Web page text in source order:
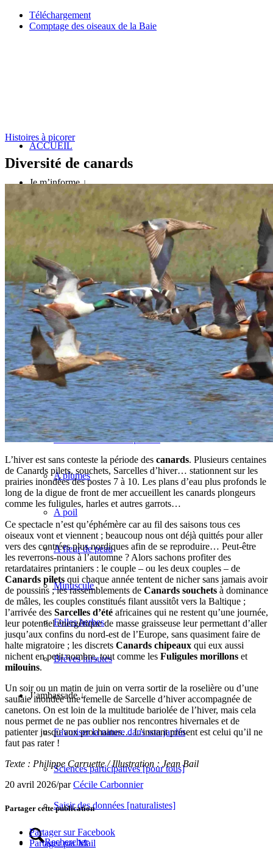
Téléchargement
Comptage des oiseaux de la Baie
ACCUEIL
Je m’informe ↓
Un espace préservé
A quelle saison venir ?
Sites et spots ornitho +
La TV du Marquenterre
Le Site Internet (sortir)
Je curiotise ↓
Faune et flore remarquables
A plumes
A poil
A fleur de peau
Minuscule
Folles herbes
Brèves hirsutes
J’ambassade ↓
Favoriser la nature dans son jardin
Sciences participatives [pour tous]
Saisir des données [naturalistes]
Rechercher
Histoires à picorer
Diversité de canards
L’hiver est sans conteste la période des canards. Plusieurs centaines
de Canards pilets, souchets, Sarcelles d’hiver… stationnent sur les
prairies inondées des postes 7 à 10. Les plans d’eau plus profonds le
long de la digue de front de mer accueillent les canards plongeurs
comme les fuligules, harles et autres garrots…
Ce spectacle n’est qu’éphémère car au fil des saisons tous ces
oiseaux vont et viennent ; beaucoup nous ont déjà quittés pour aller
vers des contrées plus nordiques afin de se reproduire… Peut-être
les reverrons-nous à l’automne ? Alors sachons profiter des
retardataires printaniers : le couple – ou les deux couples – de
Canards pilets qui chaque année tentent de nicher sans jamais avoir
de poussins ; les rassemblements de Canards souchets à dominance
de mâles, les couples constitués filant aussitôt vers la Baltique ;
l’arrivée des Sarcelles d’été africaines qui ne restent qu’une journée,
leur potentiel énergétique de masse graisseuse leur permettant d’aller
jusqu’aux confins du nord-est de l’Europe, sans quasiment faire de
halte migratoire ; les discrets Canards chipeaux qui eux aussi
nichent en petit nombre, tout comme les Fuligules morillons et
milouins.
Un soir ou un matin de juin on verra sortir de la roselière ou d’une
saulaie inondée une femelle de Sarcelle d’hiver accompagnée de
canetons. On est loin de la multitude bariolée de l’hiver, mais cela
nous permet de ne pas oublier nos rencontres hivernales et de
patienter jusqu’aux prochaines… L’instant présent est celui qu’il ne
faut pas rater !
Texte : Philippe Carruette / Illustration : Jean Bail
20 avril 2026/parCécile Carbonnier
Partager cette publication
Partager sur Facebook
Partager par Mail